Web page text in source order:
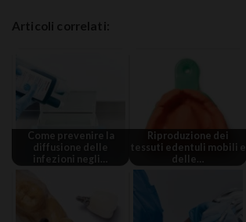
Articoli correlati:
Come prevenire la
diffusione delle
infezioni negli…
Riproduzione dei
tessuti edentuli mobili e
delle…